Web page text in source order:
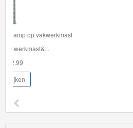
BJT104 Houten Rails -